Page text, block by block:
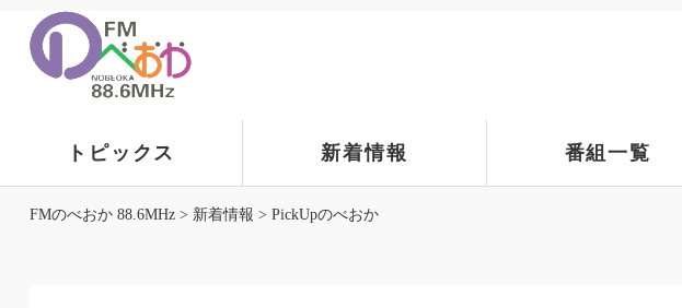
トピックス 新着情報 番組一覧
FMのべおか 88.6MHz> 新着情報 > PickUpのべおか